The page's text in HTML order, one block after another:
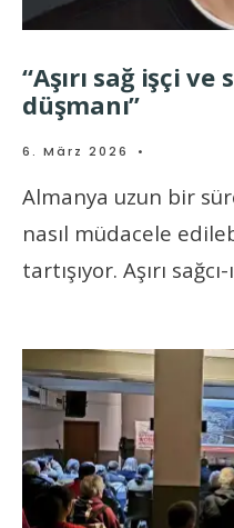
“Aşırı sağ işçi ve
düşmanı”
6. März 2026 •
Almanya uzun bir
nasıl müdacele
tartışıyor. Aşırı